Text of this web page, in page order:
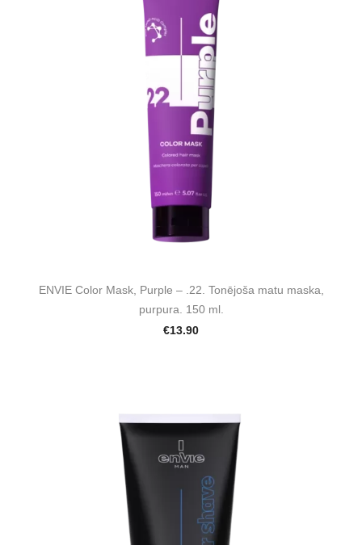
ENVIE Color Mask, Purple – .22. Tonējoša matu maska,
purpura. 150 ml.
€13.90